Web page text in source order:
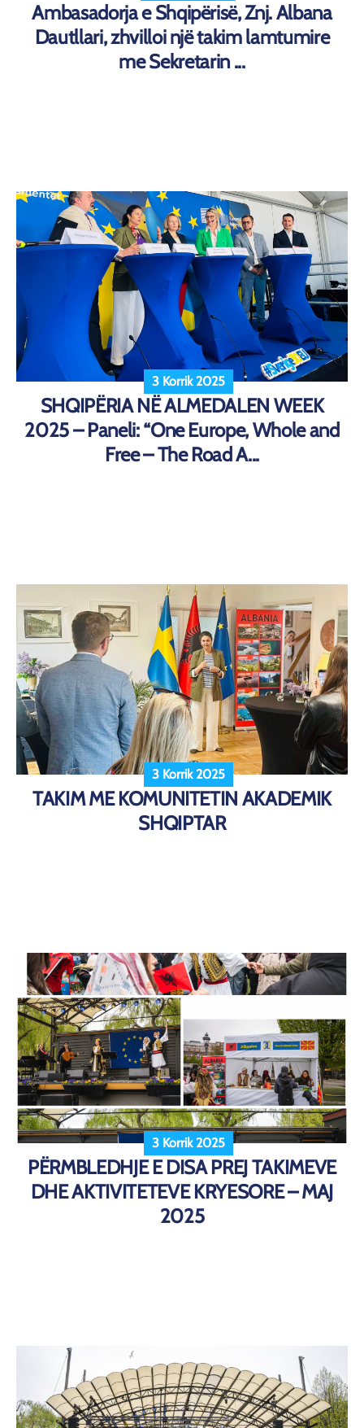
Ambasadorja e Shqipërisë, Znj. Albana
Dautllari, zhvilloi një takim lamtumire
me Sekretarin ...
3 Korrik 2025
SHQIPËRIA NË ALMEDALEN WEEK
2025 – Paneli: “One Europe, Whole and
Free – The Road A...
3 Korrik 2025
TAKIM ME KOMUNITETIN AKADEMIK
SHQIPTAR
3 Korrik 2025
PËRMBLEDHJE E DISA PREJ TAKIMEVE
DHE AKTIVITETEVE KRYESORE – MAJ
2025